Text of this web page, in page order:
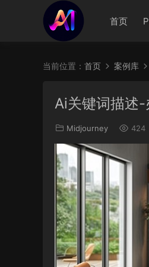
首页
当前位置： 首页 案例库
Ai关键词描述
Midjourney 424